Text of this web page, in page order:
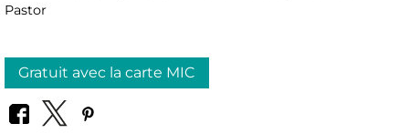
Pastor
Gratuit avec la carte MIC